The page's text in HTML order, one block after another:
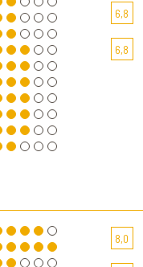
6,8
6,8
8,0